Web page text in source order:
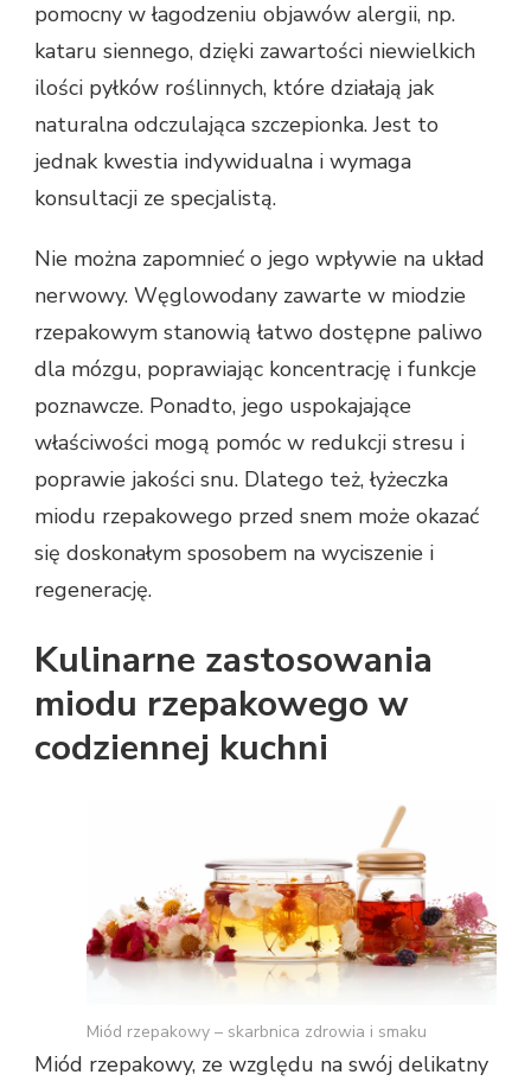
pomocny w łagodzeniu objawów alergii, np.
kataru siennego, dzięki zawartości niewielkich
ilości pyłków roślinnych, które działają jak
naturalna odczulająca szczepionka. Jest to
jednak kwestia indywidualna i wymaga
konsultacji ze specjalistą.
Nie można zapomnieć o jego wpływie na układ
nerwowy. Węglowodany zawarte w miodzie
rzepakowym stanowią łatwo dostępne paliwo
dla mózgu, poprawiając koncentrację i funkcje
poznawcze. Ponadto, jego uspokajające
właściwości mogą pomóc w redukcji stresu i
poprawie jakości snu. Dlatego też, łyżeczka
miodu rzepakowego przed snem może okazać
się doskonałym sposobem na wyciszenie i
regenerację.
Kulinarne zastosowania
miodu rzepakowego w
codziennej kuchni
Miód rzepakowy – skarbnica zdrowia i smaku
Miód rzepakowy, ze względu na swój delikatny